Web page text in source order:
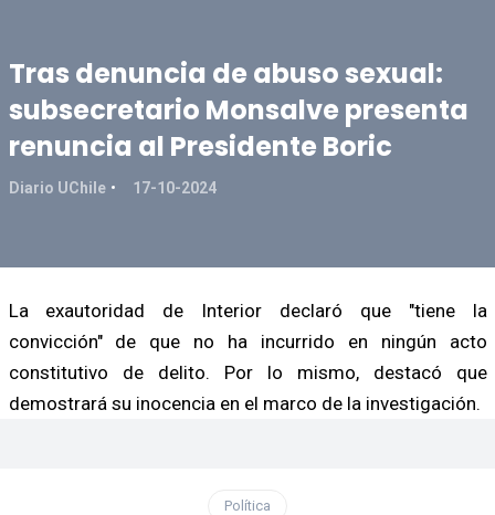
Tras denuncia de abuso sexual:
subsecretario Monsalve presenta
renuncia al Presidente Boric
Diario UChile 17-10-2024
La exautoridad de Interior declaró que "tiene la
convicción" de que no ha incurrido en ningún acto
constitutivo de delito. Por lo mismo, destacó que
demostrará su inocencia en el marco de la investigación.
Política